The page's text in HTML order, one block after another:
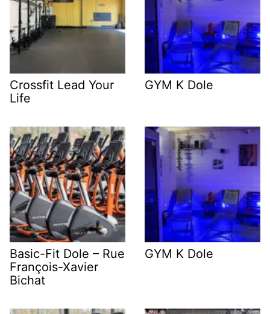
Crossfit Lead Your
Life
GYM K Dole
Basic-Fit Dole – Rue
François-Xavier
Bichat
GYM K Dole